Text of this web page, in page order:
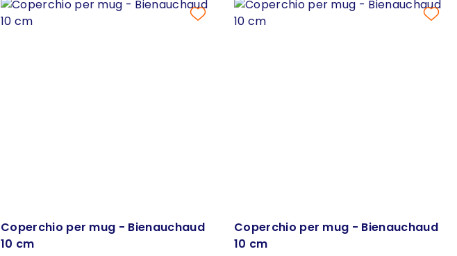
Coperchio per mug - Bienauchaud
10 cm
Coperchio per mug - Bienauchaud
10 cm